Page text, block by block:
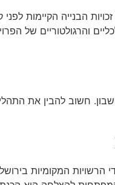
הבנייה הקיימות
והרגולטוריים של
חשוב להבין את
המקומיות